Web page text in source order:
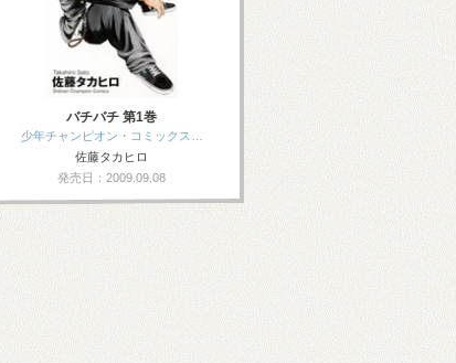
バチバチ 第1巻
少年チャンピオン・コミックス…
佐藤タカヒロ
発売日：2009.09.08